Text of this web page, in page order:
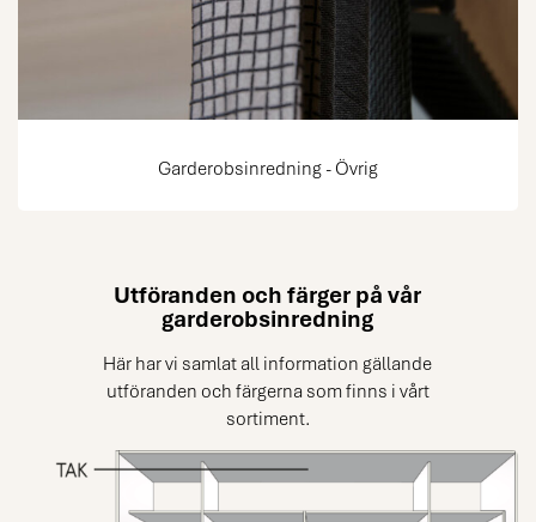
Garderobsinredning - Övrig
Utföranden och färger på vår
garderobsinredning
Här har vi samlat all information gällande
utföranden och färgerna som finns i vårt
sortiment.